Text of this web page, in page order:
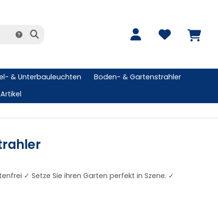
& Unterbauleuchten
Boden- & Gartenstrahler
✓ Setze Sie ihren Garten perfekt in Szene. ✓